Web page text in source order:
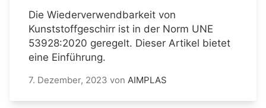
Die Wiederverwendbarkeit von
Kunststoffgeschirr ist in der Norm UNE
53928:2020 geregelt. Dieser Artikel bietet
eine Einführung.
7. Dezember, 2023 von AIMPLAS